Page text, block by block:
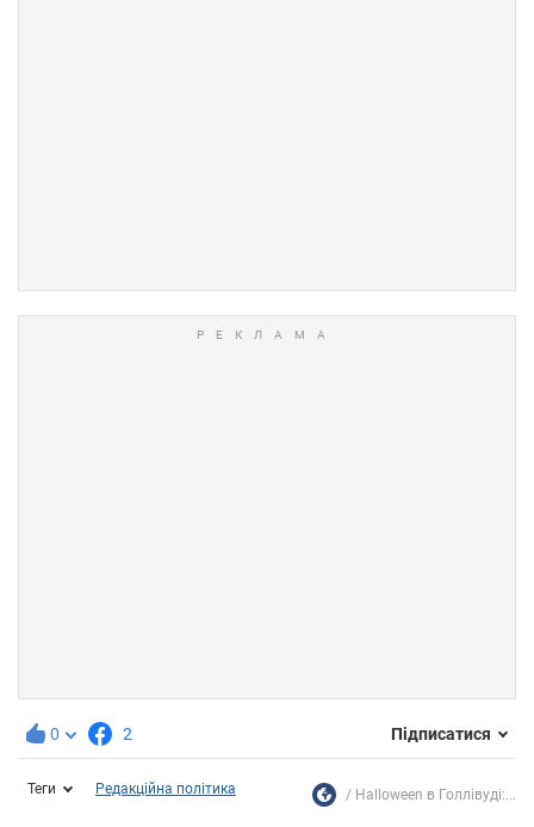
0 2 Підписатися
Теги Редакційна політика Halloween в Голлівуді:...